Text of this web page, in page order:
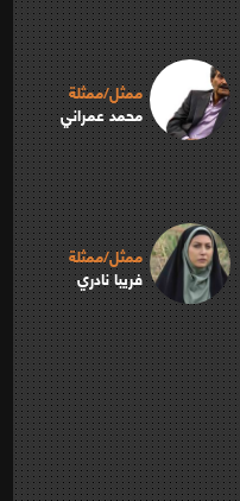
ممثل/ممثلة
محمد عمراني
ممثل/ممثلة
فريبا نادري